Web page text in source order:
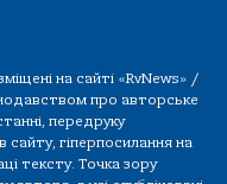
на сайті «RvNews» /
про авторське
передруку
сайту, гіперпосилання на
тексту. Точка зору